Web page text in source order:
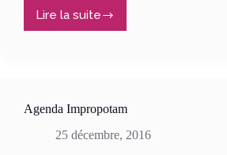
Lire la suite
Les
Improphonies
Agenda Impropotam
25 décembre, 2016